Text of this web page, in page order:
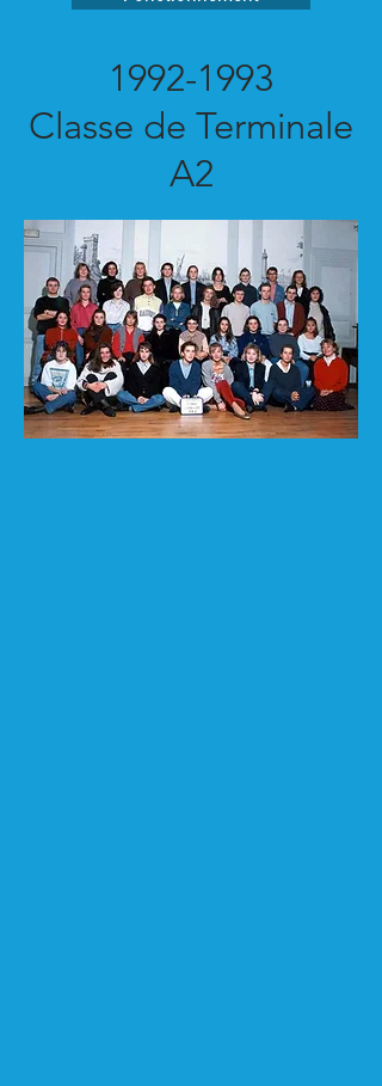
1992-1993
Classe de Terminale
A2